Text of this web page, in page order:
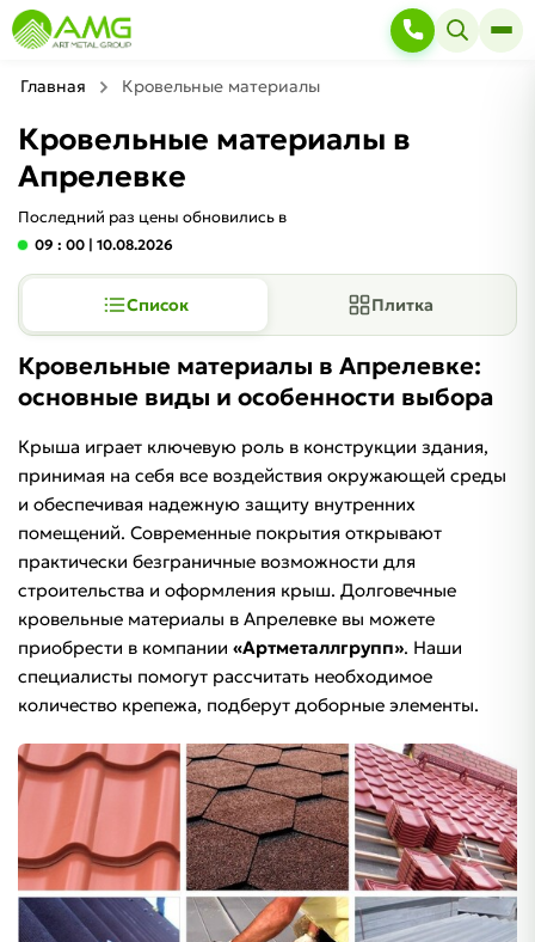
Главная Кровельные материалы
Кровельные материалы в
Апрелевке
Последний раз цены обновились в
09 : 00 | 10.08.2026
Список Плитка
Кровельные материалы в Апрелевке:
основные виды и особенности выбора
Крыша играет ключевую роль в конструкции здания,
принимая на себя все воздействия окружающей среды
и обеспечивая надежную защиту внутренних
помещений. Современные покрытия открывают
практически безграничные возможности для
строительства и оформления крыш. Долговечные
кровельные материалы в Апрелевке вы можете
приобрести в компании «Артметаллгрупп». Наши
специалисты помогут рассчитать необходимое
количество крепежа, подберут доборные элементы.